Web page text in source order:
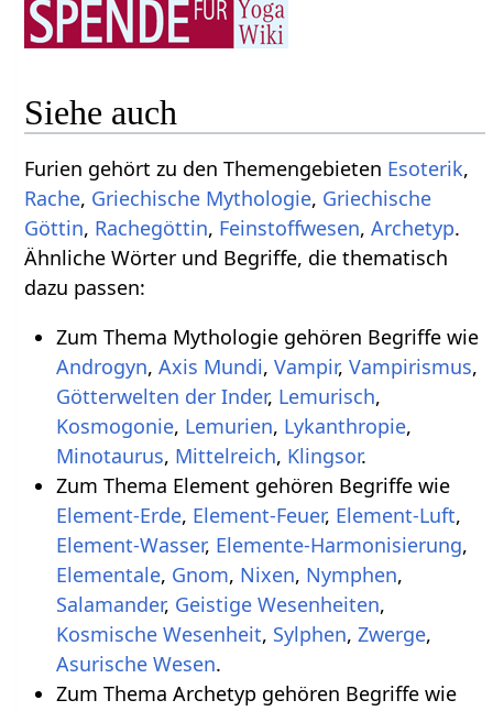
Siehe auch
Furien gehört zu den Themengebieten Esoterik,
Rache, Griechische Mythologie, Griechische
Göttin, Rachegöttin, Feinstoffwesen,Archetyp.
Ähnliche Wörter und Begriffe, die thematisch
dazu passen:
Zum Thema Mythologie gehören Begriffe wie
Androgyn, Axis Mundi, Vampir, Vampirismus,
Götterwelten der Inder, Lemurisch,
Kosmogonie, Lemurien, Lykanthropie,
Minotaurus, Mittelreich, Klingsor.
Zum Thema Element gehören Begriffe wie
Element-Erde, Element-Feuer, Element-Luft,
Element-Wasser, Elemente-Harmonisierung,
Elementale, Gnom, Nixen, Nymphen,
Salamander, Geistige Wesenheiten,
Kosmische Wesenheit, Sylphen, Zwerge,
Asurische Wesen.
Zum Thema Archetyp gehören Begriffe wie